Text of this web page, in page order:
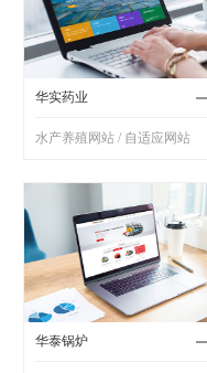
华实药业
水产养殖网站 / 自适应网站
华泰锅炉